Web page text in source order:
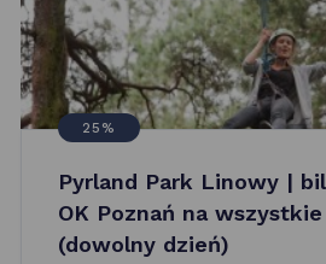
25%
Pyrland Park Linowy |
OK Poznań na
(dowolny dzień)